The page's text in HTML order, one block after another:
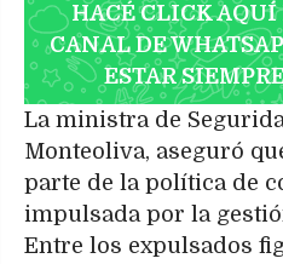
HACÉ CLICK AQUÍ
CANAL DE
ESTAR
La ministra de
Monteoliva, aseguró
parte de la política de
impulsada por la
Entre los expulsados